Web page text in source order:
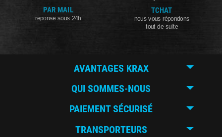
PAR MAIL
reponse sous 24h
TCHAT
nous vous répondons
tout de suite
AVANTAGES KRAX
QUI SOMMES-NOUS
PAIEMENT SÉCURISÉ
TRANSPORTEURS